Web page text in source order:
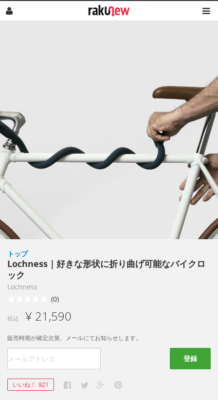
トップ
Lochness｜好きな形状に折り曲げ可能なバイクロ
ック
Lochness
(0)
税込 ¥ 21,590
販売時期が確定次第、メールにてお知らせします。
登録
いいね！ 921